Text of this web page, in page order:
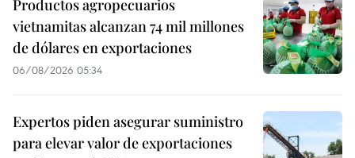
Productos agropecuarios
vietnamitas alcanzan 74 mil millones
de dólares en exportaciones
06/08/2026 05:34
Expertos piden asegurar suministro
para elevar valor de exportaciones